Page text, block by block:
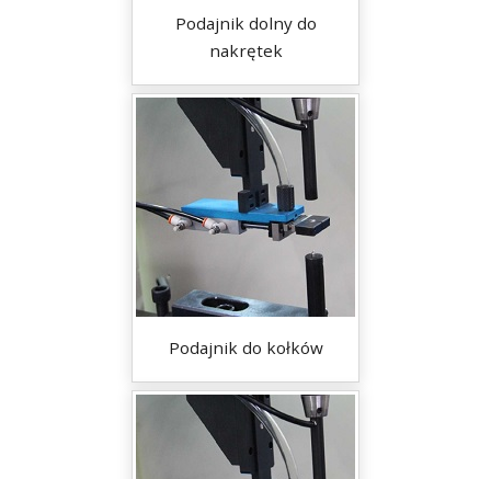
Podajnik dolny do
nakrętek
Podajnik do kołków